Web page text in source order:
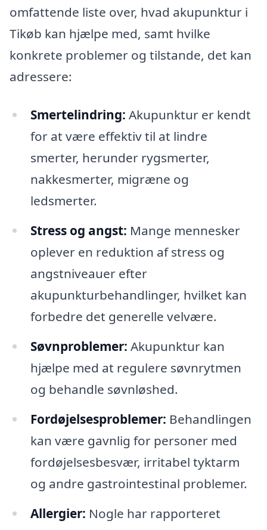
omfattende liste over, hvad akupunktur i
Tikøb kan hjælpe med, samt hvilke
konkrete problemer og tilstande, det kan
adressere:
Smertelindring: Akupunktur er kendt
for at være effektiv til at lindre
smerter, herunder rygsmerter,
nakkesmerter, migræne og
ledsmerter.
Stress og angst: Mange mennesker
oplever en reduktion af stress og
angstniveauer efter
akupunkturbehandlinger, hvilket kan
forbedre det generelle velvære.
Søvnproblemer: Akupunktur kan
hjælpe med at regulere søvnrytmen
og behandle søvnløshed.
Fordøjelsesproblemer: Behandlingen
kan være gavnlig for personer med
fordøjelsesbesvær, irritabel tyktarm
og andre gastrointestinal problemer.
Allergier: Nogle har rapporteret